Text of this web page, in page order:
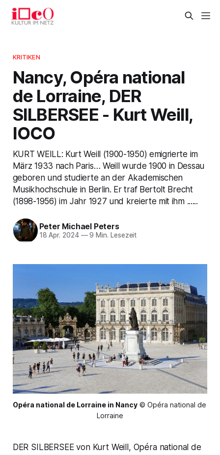
KRITIKEN
Nancy, Opéra national
de Lorraine, DER
SILBERSEE - Kurt Weill,
IOCO
KURT WEILL: Kurt Weill (1900-1950) emigrierte im
März 1933 nach Paris… Weill wurde 1900 in Dessau
geboren und studierte an der Akademischen
Musikhochschule in Berlin. Er traf Bertolt Brecht
(1898-1956) im Jahr 1927 und kreierte mit ihm ......
Peter Michael Peters
18 Apr. 2024 —9 Min. Lesezeit
Opéra national de Lorraine in Nancy © Opéra national de
Lorraine
DER SILBERSEE von Kurt Weill, Opéra national de